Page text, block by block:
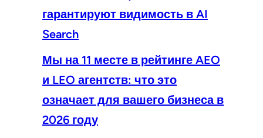
гарантируют видимость в AI
Search
Мы на 11 месте в рейтинге AEO
и LEO агентств: что это
означает для вашего бизнеса в
2026 году